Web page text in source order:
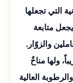
التي تجعلها
متابعة
والزوّار.
ولها مناخٌ
العالية